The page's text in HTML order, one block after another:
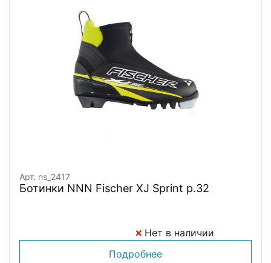
Арт. ns_2417
Ботинки NNN Fischer XJ Sprint p.32
Нет в наличии
Подробнее